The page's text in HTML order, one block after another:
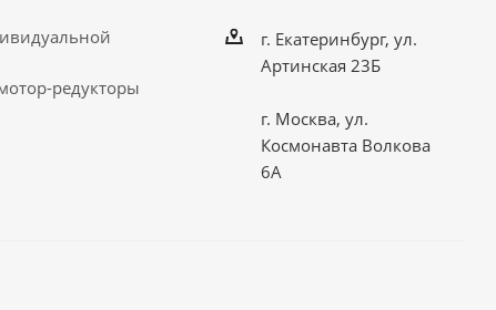
редукторы
г. Екатеринбург, ул.
Артинская 23Б
г. Москва, ул.
Космонавта Волкова
6А